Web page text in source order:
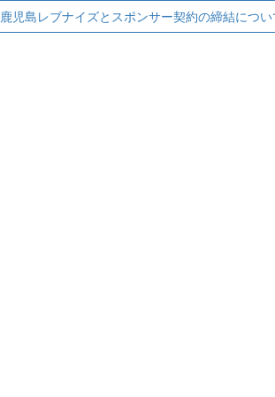
鹿児島レブナイズとスポンサー契約の締結につい